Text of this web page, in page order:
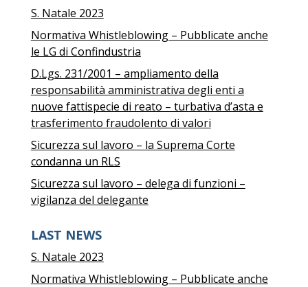
S. Natale 2023
Normativa Whistleblowing – Pubblicate anche
le LG di Confindustria
D.Lgs. 231/2001 – ampliamento della
responsabilità amministrativa degli enti a
nuove fattispecie di reato – turbativa d’asta e
trasferimento fraudolento di valori
Sicurezza sul lavoro – la Suprema Corte
condanna un RLS
Sicurezza sul lavoro – delega di funzioni –
vigilanza del delegante
LAST NEWS
S. Natale 2023
Normativa Whistleblowing – Pubblicate anche